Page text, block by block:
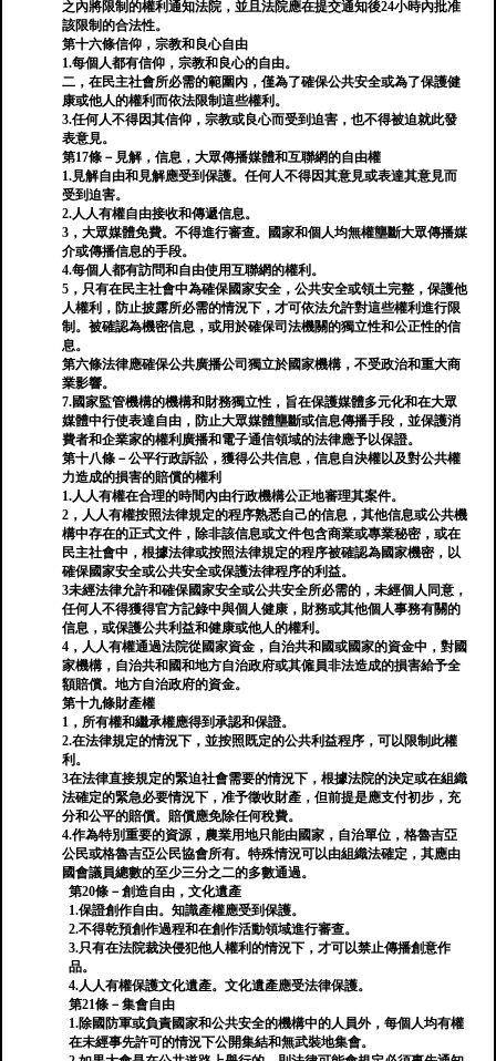
之內將限制的權利通知法院，並且法院應在提交通知後24小時內批准
該限制的合法性。
第十六條信仰，宗教和良心自由
1.每個人都有信仰，宗教和良心的自由。
二，在民主社會所必需的範圍內，僅為了確保公共安全或為了保護健
康或他人的權利而依法限制這些權利。
3.任何人不得因其信仰，宗教或良心而受到迫害，也不得被迫就此發
表意見。
第17條－見解，信息，大眾傳播媒體和互聯網的自由權
1.見解自由和見解應受到保護。任何人不得因其意見或表達其意見而
受到迫害。
2.人人有權自由接收和傳遞信息。
3，大眾媒體免費。不得進行審查。國家和個人均無權壟斷大眾傳播媒
介或傳播信息的手段。
4.每個人都有訪問和自由使用互聯網的權利。
5，只有在民主社會中為確保國家安全，公共安全或領土完整，保護他
人權利，防止披露所必需的情況下，才可依法允許對這些權利進行限
制。被確認為機密信息，或用於確保司法機關的獨立性和公正性的信
息。
第六條法律應確保公共廣播公司獨立於國家機構，不受政治和重大商
業影響。
7.國家監管機構的機構和財務獨立性，旨在保護媒體多元化和在大眾
媒體中行使表達自由，防止大眾媒體壟斷或信息傳播手段，並保護消
費者和企業家的權利廣播和電子通信領域的法律應予以保證。
第十八條－公平行政訴訟，獲得公共信息，信息自決權以及對公共權
力造成的損害的賠償的權利
1.人人有權在合理的時間內由行政機構公正地審理其案件。
2，人人有權按照法律規定的程序熟悉自己的信息，其他信息或公共機
構中存在的正式文件，除非該信息或文件包含商業或專業秘密，或在
民主社會中，根據法律或按照法律規定的程序被確認為國家機密，以
確保國家安全或公共安全或保護法律程序的利益。
3未經法律允許和確保國家安全或公共安全所必需的，未經個人同意，
任何人不得獲得官方記錄中與個人健康，財務或其他個人事務有關的
信息，或保護公共利益和健康或他人的權利。
4，人人有權通過法院從國家資金，自治共和國或國家的資金中，對國
家機構，自治共和國和地方自治政府或其僱員非法造成的損害給予全
額賠償。地方自治政府的資金。
第十九條財產權
1，所有權和繼承權應得到承認和保證。
2.在法律規定的情況下，並按照既定的公共利益程序，可以限制此權
利。
3在法律直接規定的緊迫社會需要的情況下，根據法院的決定或在組織
法確定的緊急必要情況下，准予徵收財產，但前提是應支付初步，充
分和公平的賠償。賠償應免除任何稅費。
4.作為特別重要的資源，農業用地只能由國家，自治單位，格魯吉亞
公民或格魯吉亞公民協會所有。特殊情況可以由組織法確定，其應由
國會議員總數的至少三分之二的多數通過。
第20條－創造自由，文化遺產
1.保證創作自由。知識產權應受到保護。
2.不得乾預創作過程和在創作活動領域進行審查。
3.只有在法院裁決侵犯他人權利的情況下，才可以禁止傳播創意作
品。
4.人人有權保護文化遺產。文化遺產應受法律保護。
第21條－集會自由
1.除國防軍或負責國家和公共安全的機構中的人員外，每個人均有權
在未經事先許可的情況下公開集結和無武裝地集會。